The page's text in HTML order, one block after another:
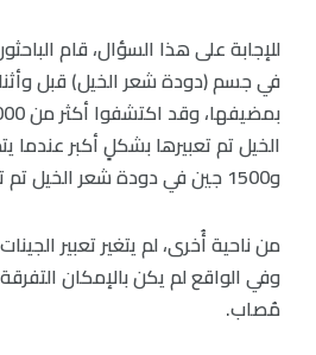
للإجابة على هذا السؤال، قام
في جسم (دودة شعر الخيل) قبل
الخيل تم تعبيرها بشكلٍ أكبر عندما
و1500 جين في دودة شعر الخيل تم تعبيرها بشكلٍ أقل.
من ناحية أُخرى، لم يتغير تعبير
وفي الواقع لم يكن بالإمكان
مُصاب.